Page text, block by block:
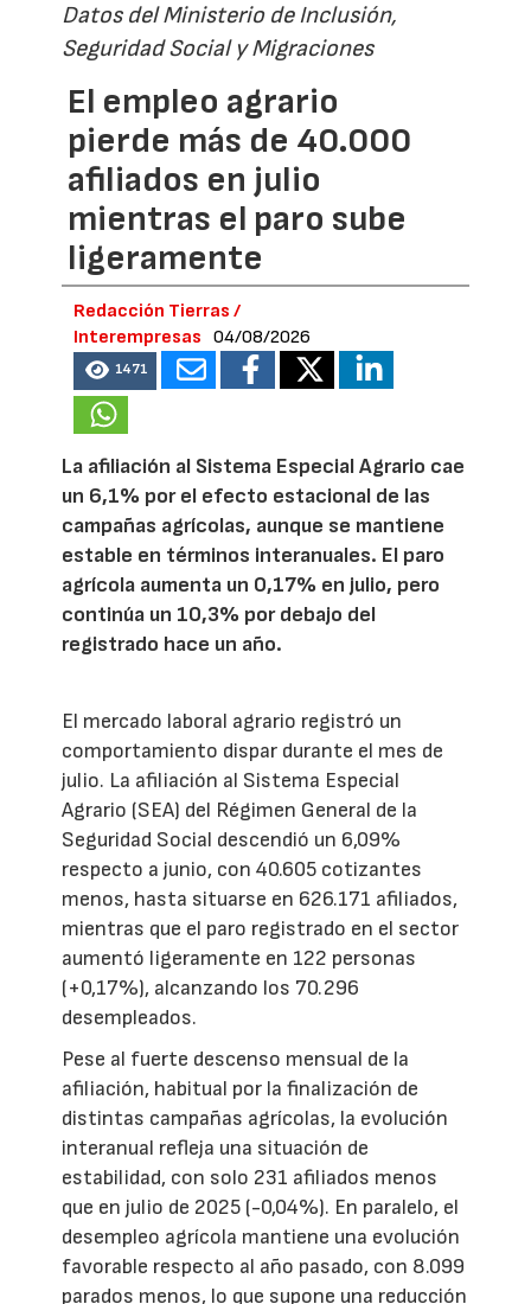
Datos del Ministerio de Inclusión,
Seguridad Social y Migraciones
El empleo agrario
pierde más de 40.000
afiliados en julio
mientras el paro sube
ligeramente
Redacción Tierras /
Interempresas
04/08/2026
1471
La afiliación al Sistema Especial Agrario cae
un 6,1% por el efecto estacional de las
campañas agrícolas, aunque se mantiene
estable en términos interanuales. El paro
agrícola aumenta un 0,17% en julio, pero
continúa un 10,3% por debajo del
registrado hace un año.
El mercado laboral agrario registró un
comportamiento dispar durante el mes de
julio. La afiliación al Sistema Especial
Agrario (SEA) del Régimen General de la
Seguridad Social descendió un 6,09%
respecto a junio, con 40.605 cotizantes
menos, hasta situarse en 626.171 afiliados,
mientras que el paro registrado en el sector
aumentó ligeramente en 122 personas
(+0,17%), alcanzando los 70.296
desempleados.
Pese al fuerte descenso mensual de la
afiliación, habitual por la finalización de
distintas campañas agrícolas, la evolución
interanual refleja una situación de
estabilidad, con solo 231 afiliados menos
que en julio de 2025 (-0,04%). En paralelo, el
desempleo agrícola mantiene una evolución
favorable respecto al año pasado, con 8.099
parados menos, lo que supone una reducción